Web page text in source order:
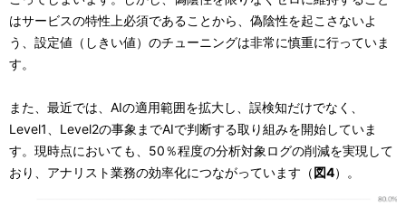
はサービスの特性上必須であることから、偽陰性を起こさないよ
う、設定値（しきい値）のチューニングは非常に慎重に行っていま
す。
また、最近では、AIの適用範囲を拡大し、誤検知だけでなく、
Level1、Level2の事象までAIで判断する取り組みを開始していま
す。現時点においても、50％程度の分析対象ログの削減を実現して
おり、アナリスト業務の効率化につながっています（図4）。